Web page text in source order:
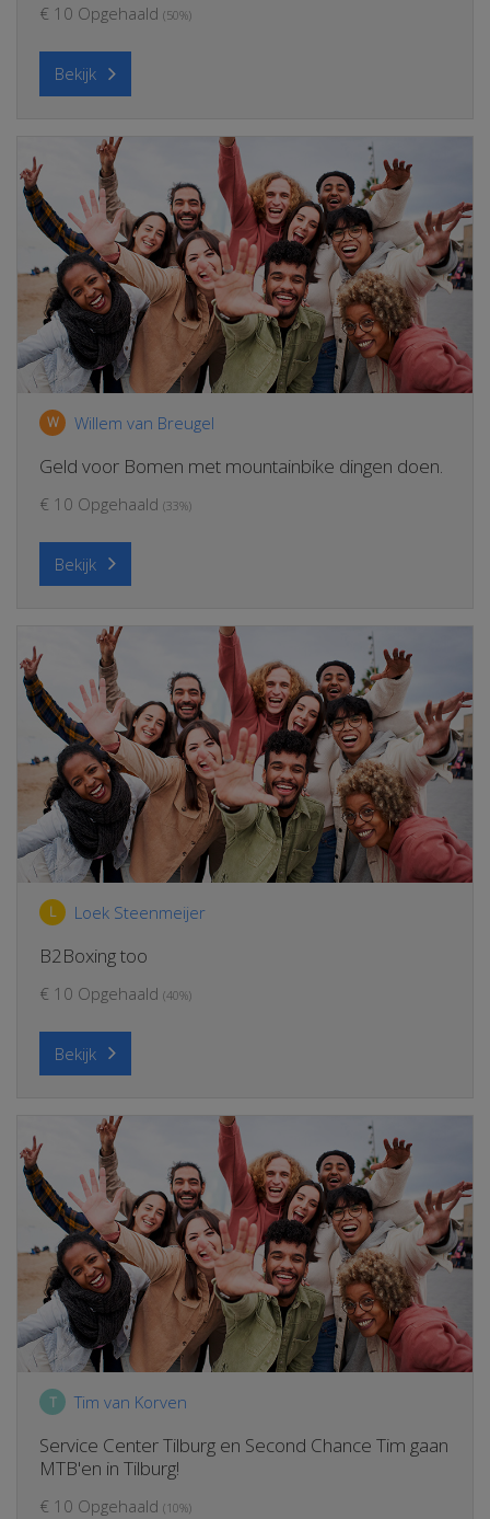
€ 10 Opgehaald (50%)
Bekijk
W Willem van Breugel
Geld voor Bomen met mountainbike dingen doen.
€ 10 Opgehaald (33%)
Bekijk
L Loek Steenmeijer
B2Boxing too
€ 10 Opgehaald (40%)
Bekijk
T Tim van Korven
Service Center Tilburg en Second Chance Tim gaan
MTB'en in Tilburg!
€ 10 Opgehaald (10%)